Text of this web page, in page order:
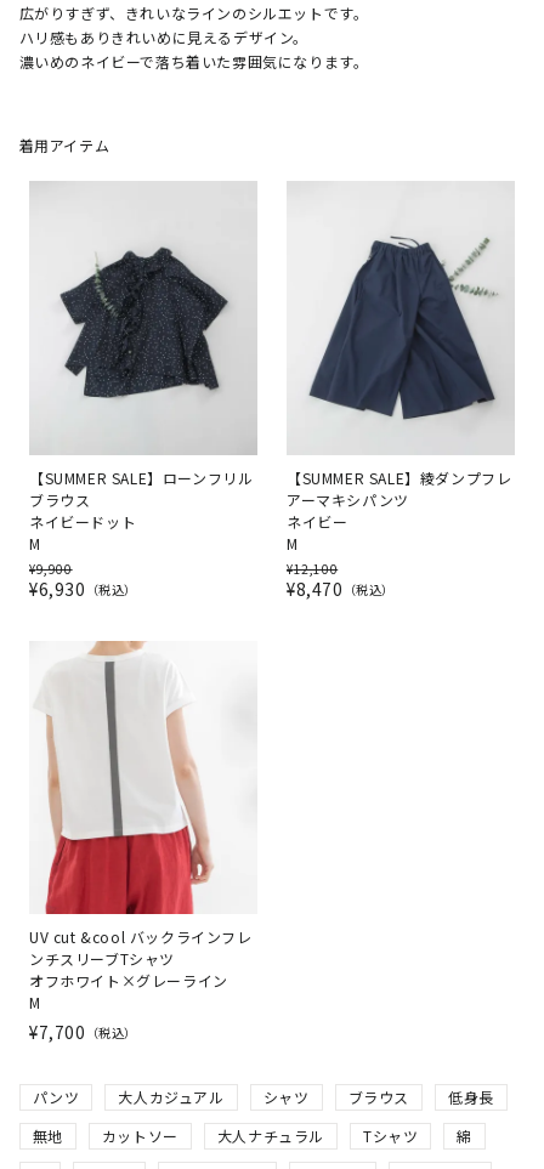
広がりすぎず、きれいなラインのシルエットです。
ハリ感もありきれいめに見えるデザイン。
濃いめのネイビーで落ち着いた雰囲気になります。
着用アイテム
【SUMMER SALE】ローンフリル
ブラウス
ネイビードット
M
¥9,900
¥6,930 税込
【SUMMER SALE】綾ダンプフレ
アーマキシパンツ
ネイビー
M
¥12,100
¥8,470 税込
UV cut &cool バックラインフレ
ンチスリーブTシャツ
オフホワイト×グレーライン
M
¥7,700 税込
パンツ 大人カジュアル シャツ ブラウス
低身長
無地
カットソー 大人ナチュラル Tシャツ
綿